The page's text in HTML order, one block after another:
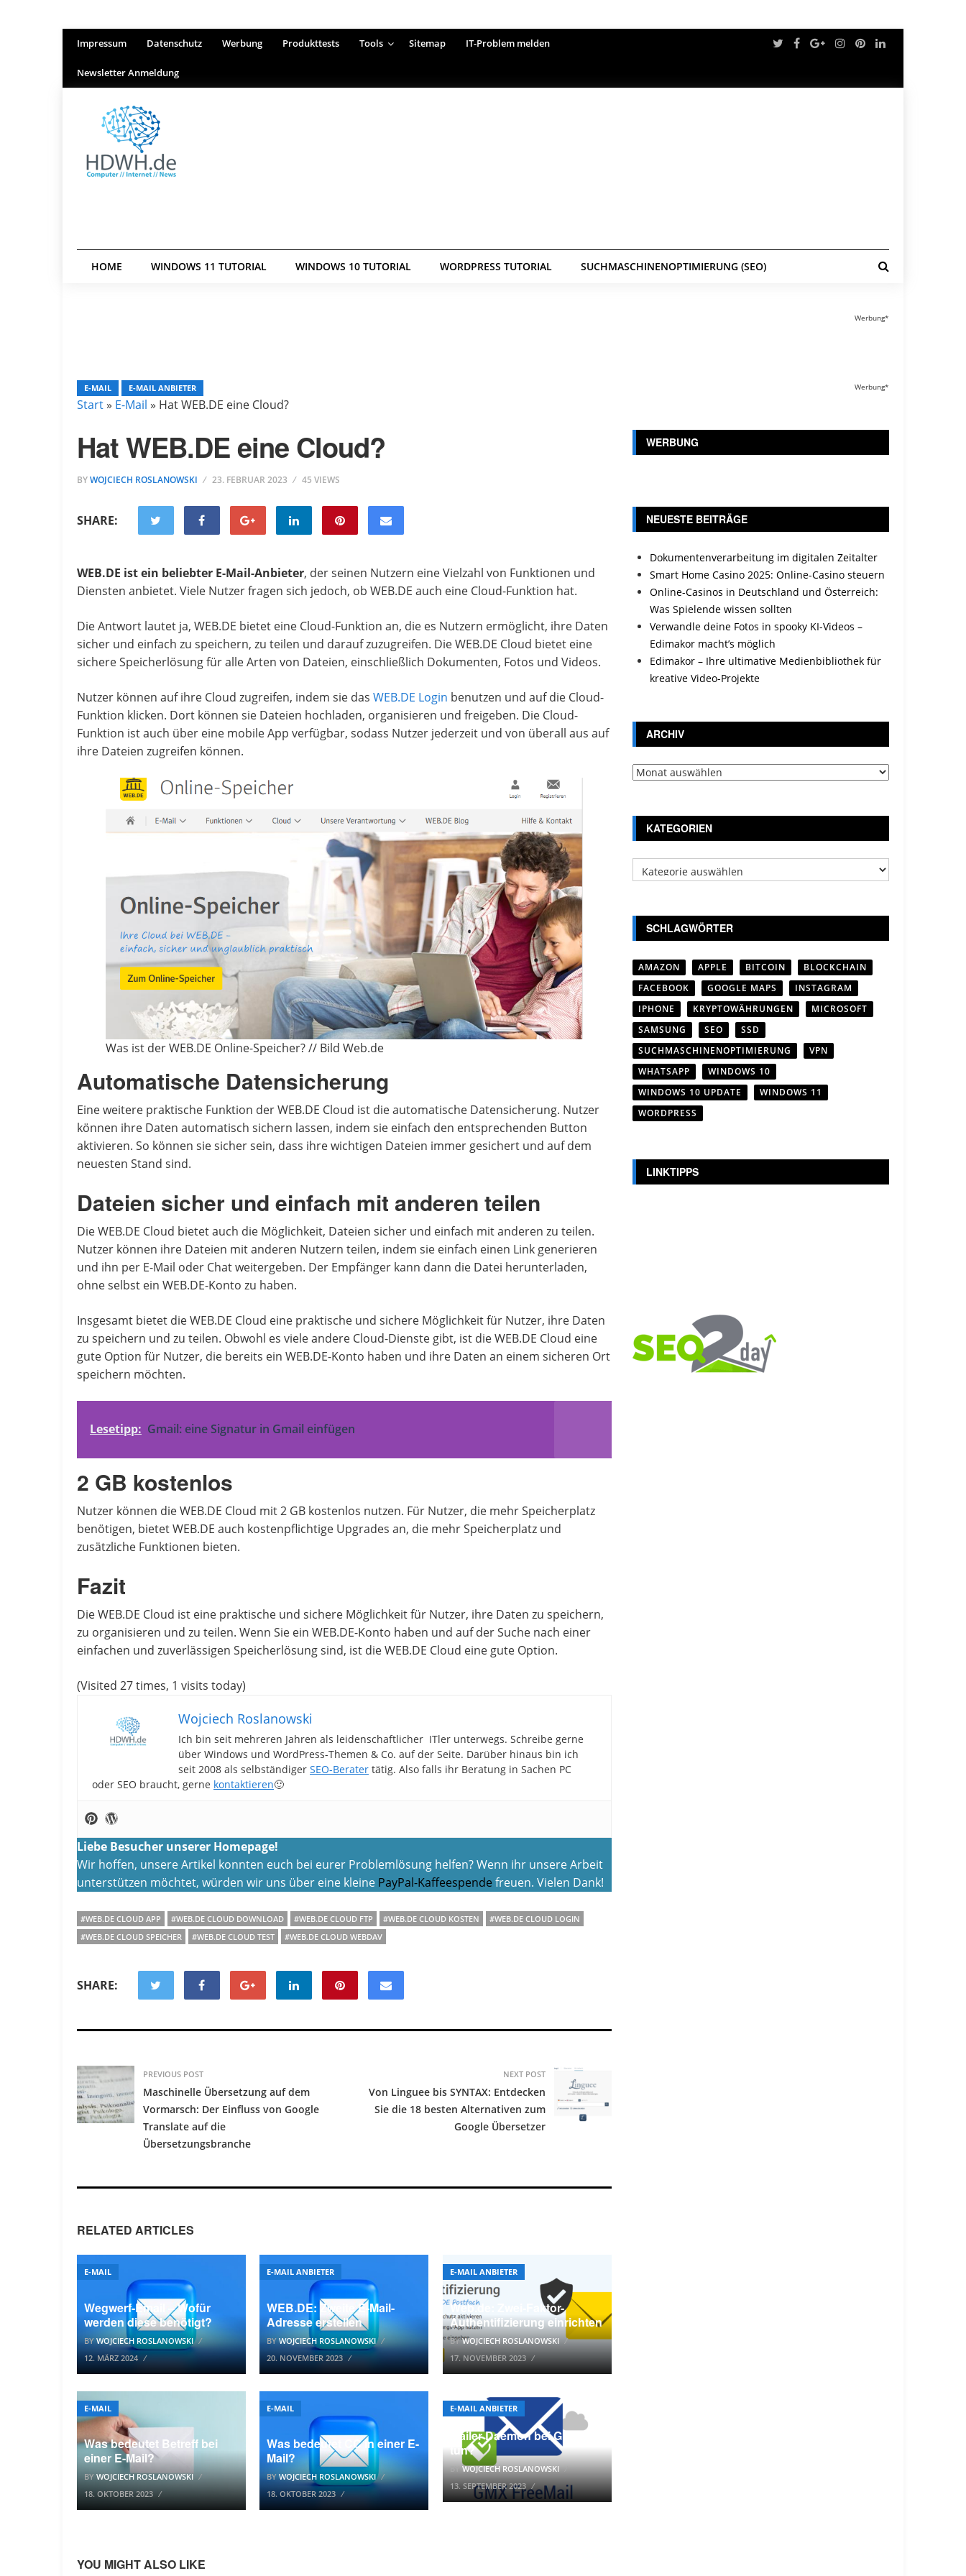
Impressum Datenschutz Werbung Produkttests Tools Sitemap IT-Problem melden
Newsletter Anmeldung
HOME WINDOWS 11 TUTORIAL WINDOWS 10 TUTORIAL WORDPRESS TUTORIAL SUCHMASCHINENOPTIMIERUNG (SEO)
Werbung*
E-MAIL E-MAIL ANBIETER
Start» E-Mail » Hat WEB.DE eine Cloud?
Hat WEB.DE eine Cloud?
BYWOJCIECH ROSLANOWSKI 23. FEBRUAR 2023 45 VIEWS
SHARE:
WEB.DE ist ein beliebter E-Mail-Anbieter, der seinen Nutzern eine Vielzahl von Funktionen und
Diensten anbietet. Viele Nutzer fragen sich jedoch, ob WEB.DE auch eine Cloud-Funktion hat.
Die Antwort lautet ja, WEB.DE bietet eine Cloud-Funktion an, die es Nutzern ermöglicht, ihre Daten
sicher und einfach zu speichern, zu teilen und darauf zuzugreifen. Die WEB.DE Cloud bietet eine
sichere Speicherlösung für alle Arten von Dateien, einschließlich Dokumenten, Fotos und Videos.
Nutzer können auf ihre Cloud zugreifen, indem sie das WEB.DE Login benutzen und auf die Cloud-
Funktion klicken. Dort können sie Dateien hochladen, organisieren und freigeben. Die Cloud-
Funktion ist auch über eine mobile App verfügbar, sodass Nutzer jederzeit und von überall aus auf
ihre Dateien zugreifen können.
Was ist der WEB.DE Online-Speicher? // Bild Web.de
Automatische Datensicherung
Eine weitere praktische Funktion der WEB.DE Cloud ist die automatische Datensicherung. Nutzer
können ihre Daten automatisch sichern lassen, indem sie einfach den entsprechenden Button
aktivieren. So können sie sicher sein, dass ihre wichtigen Dateien immer gesichert und auf dem
neuesten Stand sind.
Dateien sicher und einfach mit anderen teilen
Die WEB.DE Cloud bietet auch die Möglichkeit, Dateien sicher und einfach mit anderen zu teilen.
Nutzer können ihre Dateien mit anderen Nutzern teilen, indem sie einfach einen Link generieren
und ihn per E-Mail oder Chat weitergeben. Der Empfänger kann dann die Datei herunterladen,
ohne selbst ein WEB.DE-Konto zu haben.
Insgesamt bietet die WEB.DE Cloud eine praktische und sichere Möglichkeit für Nutzer, ihre Daten
zu speichern und zu teilen. Obwohl es viele andere Cloud-Dienste gibt, ist die WEB.DE Cloud eine
gute Option für Nutzer, die bereits ein WEB.DE-Konto haben und ihre Daten an einem sicheren Ort
speichern möchten.
Lesetipp: Gmail: eine Signatur in Gmail einfügen
2 GB kostenlos
Nutzer können die WEB.DE Cloud mit 2 GB kostenlos nutzen. Für Nutzer, die mehr Speicherplatz
benötigen, bietet WEB.DE auch kostenpflichtige Upgrades an, die mehr Speicherplatz und
zusätzliche Funktionen bieten.
Fazit
Die WEB.DE Cloud ist eine praktische und sichere Möglichkeit für Nutzer, ihre Daten zu speichern,
zu organisieren und zu teilen. Wenn Sie ein WEB.DE-Konto haben und auf der Suche nach einer
einfachen und zuverlässigen Speicherlösung sind, ist die WEB.DE Cloud eine gute Option.
(Visited 27 times, 1 visits today)
Wojciech Roslanowski
Ich bin seit mehreren Jahren als leidenschaftlicher ITler unterwegs. Schreibe gerne
über Windows und WordPress-Themen & Co. auf der Seite. Darüber hinaus bin ich
seit 2008 als selbständiger SEO-Berater tätig. Also falls ihr Beratung in Sachen PC
oder SEO braucht, gerne kontaktieren🙂
Liebe Besucher unserer Homepage!
Wir hoffen, unsere Artikel konnten euch bei eurer Problemlösung helfen? Wenn ihr unsere Arbeit
unterstützen möchtet, würden wir uns über eine kleine PayPal-Kaffeespende freuen. Vielen Dank!
#WEB.DE CLOUD APP #WEB.DE CLOUD DOWNLOAD #WEB.DE CLOUD FTP #WEB.DE CLOUD KOSTEN
#WEB.DE CLOUD LOGIN
#WEB.DE CLOUD SPEICHER
#WEB.DE CLOUD TEST #WEB.DE CLOUD WEBDAV
SHARE:
PREVIOUS POST
Maschinelle Übersetzung auf dem
Vormarsch: Der Einfluss von Google
Translate auf die
Übersetzungsbranche
NEXT POST
Von Linguee bis SYNTAX: Entdecken
Sie die 18 besten Alternativen zum
Google Übersetzer
RELATED ARTICLES
E-MAIL
Wegwerf-Email – Wofür
werden diese benötigt?
BYWOJCIECH ROSLANOWSKI
12. MÄRZ 2024
E-MAIL ANBIETER
WEB.DE: Zweite E-Mail-
Adresse erstellen
BYWOJCIECH ROSLANOWSKI
20. NOVEMBER 2023
E-MAIL ANBIETER
Web.de: Zwei-Faktor-
Authentifizierung einrichten
BYWOJCIECH ROSLANOWSKI
17. NOVEMBER 2023
E-MAIL
Was bedeutet Betreff bei
einer E-Mail?
BY WOJCIECH ROSLANOWSKI
18. OKTOBER 2023
E-MAIL
Was bedeutet CC in einer E-
Mail?
BYWOJCIECH ROSLANOWSKI
18. OKTOBER 2023
E-MAIL ANBIETER
Mailer Daemon bei GMX was
tun?
BYWOJCIECH ROSLANOWSKI
13. SEPTEMBER 2023
YOU MIGHT ALSO LIKE
Werbung*
WERBUNG
NEUESTE BEITRÄGE
Dokumentenverarbeitung im digitalen Zeitalter
Smart Home Casino 2025: Online-Casino steuern
Online-Casinos in Deutschland und Österreich:
Was Spielende wissen sollten
Verwandle deine Fotos in spooky KI-Videos –
Edimakor macht’s möglich
Edimakor – Ihre ultimative Medienbibliothek für
kreative Video-Projekte
ARCHIV
Archiv
KATEGORIEN
Kategorien
SCHLAGWÖRTER
AMAZON APPLE BITCOIN
BLOCKCHAIN
FACEBOOK
GOOGLE MAPS
INSTAGRAM
IPHONE
KRYPTOWÄHRUNGEN
MICROSOFT
SAMSUNG
SEO
SSD
SUCHMASCHINENOPTIMIERUNG
VPN
WHATSAPP
WINDOWS 10
WINDOWS 10 UPDATE
WINDOWS 11
WORDPRESS
LINKTIPPS